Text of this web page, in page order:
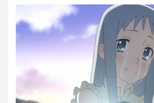
片田舎のおっさん、剣聖になるII 海外の
攻殻機動隊 THE GHOST IN THE SHELL 海
きみが死ぬまで恋をしたい 海外の反応・